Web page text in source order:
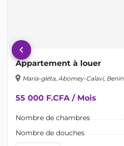
Appartement à louer
location_on Maria-gléta, Abomey-Calavi, Benin
55 000 F.CFA / Mois
Nombre de chambres
Nombre de douches
keyboard_arrow_left